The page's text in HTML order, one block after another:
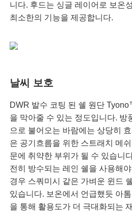
니다. 후드는 싱글 레이어로 보온
최소한의 기능을 제공합니다.
날씨 보호
DWR 발수 코팅 된 쉘 원단
을 막아줄 수 있는 정도입니다. 방
으로 불어오는 바람에는 상당히
은 공기흐름을 위한 스트래치 메
문에 취약한 부위가 될 수 있습니
전히 방수되는 레인 쉘을 사용해
경우 스쿼미시 같은 가벼운 윈드
있습니다. 보온에서 언급했듯 아
을 통해 활용도가 더 극대화되는